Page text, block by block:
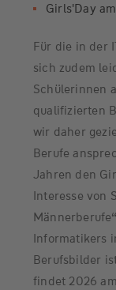
Girls'Day am
Für die in der
sich zudem
Schülerinnen
qualifizierten
wir daher
Berufe
Jahren den
Interesse von
Informatikers
Berufsbilder
findet 2026